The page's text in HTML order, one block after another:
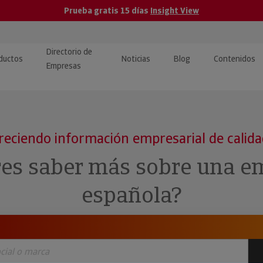
Prueba gratis 15 días Insight View
y ERP
· Recuperación de
Directorio de
Empresas
Noticias Blog Contenidos
Pública
Investigada
información empresarial de
saber más sobre una
española?